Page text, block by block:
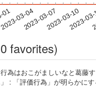
03-04
2023-03-072023-03-10
2023-
favorites)
為はおこがましいなと葛藤
: 「評価行為」が明らか